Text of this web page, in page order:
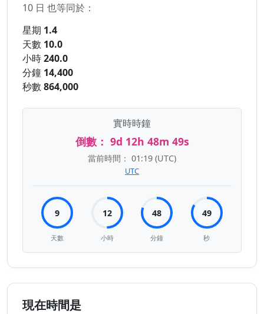
10 日 也等同於：
星期 1.4
天數 10.0
小時240.0
分鐘 14,400
秒數 864,000
實時時鐘
倒數： 9d 12h 48m 49s
當前時間： 01:19 (UTC)
UTC
9
天數
12
小時
48
分鐘
49
秒
現在時間是